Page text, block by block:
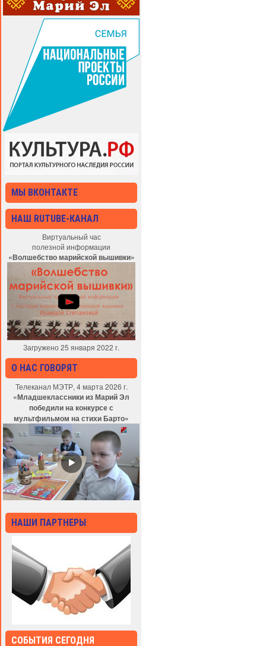
МЫ ВКОНТАКТЕ
НАШ RUTUBE-КАНАЛ
Виртуальный час
полезной информации
«Волшебство марийской вышивки»
Загружено 25 января 2022 г.
О НАС ГОВОРЯТ
Телеканал МЭТР, 4 марта 2026 г.
«Младшеклассники из Марий Эл
победили на конкурсе с
мультфильмом на стихи Барто»
НАШИ ПАРТНЕРЫ
СОБЫТИЯ СЕГОДНЯ